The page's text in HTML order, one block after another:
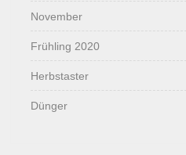
November
Frühling 2020
Herbstaster
Dünger